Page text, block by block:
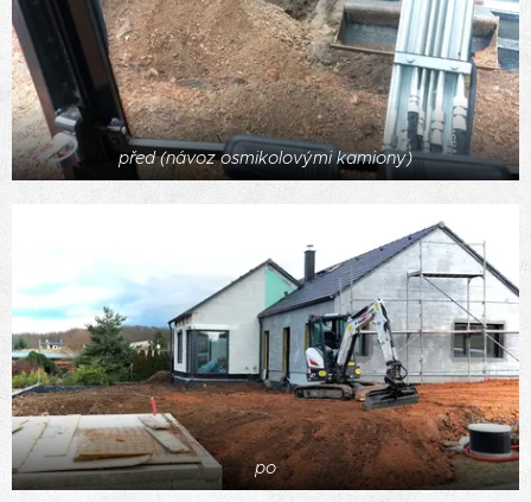
před (návoz osmikolovými kamiony)
po